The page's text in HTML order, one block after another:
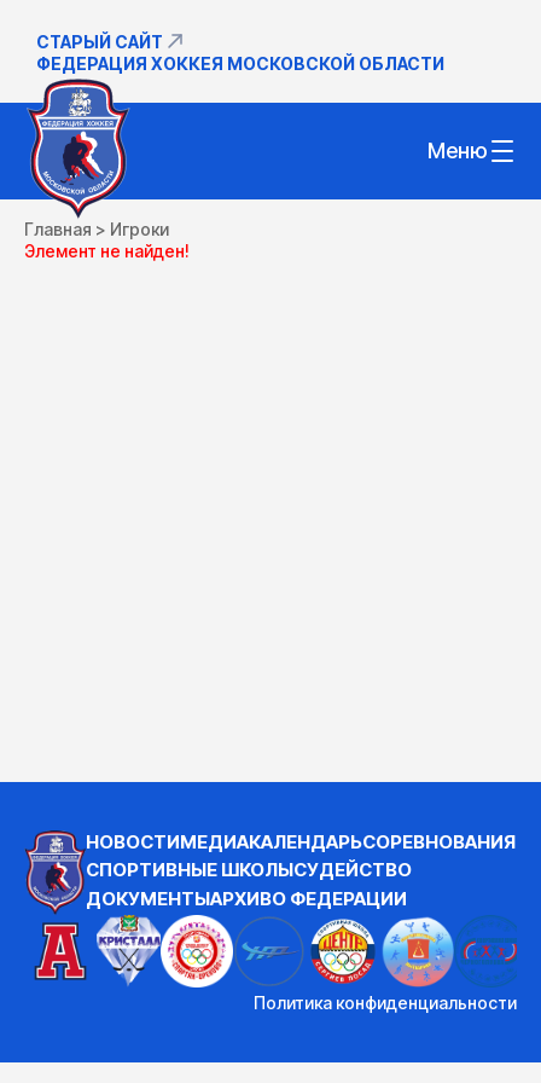
СТАРЫЙ САЙТ
ФЕДЕРАЦИЯ ХОККЕЯ МОСКОВСКОЙ ОБЛАСТИ
Меню
Главная > Игроки
Элемент не найден!
НОВОСТИМЕДИАКАЛЕНДАРЬСОРЕВНОВАНИЯ
СПОРТИВНЫЕ ШКОЛЫСУДЕЙСТВО
ДОКУМЕНТЫАРХИВО ФЕДЕРАЦИИ
Политика конфиденциальности